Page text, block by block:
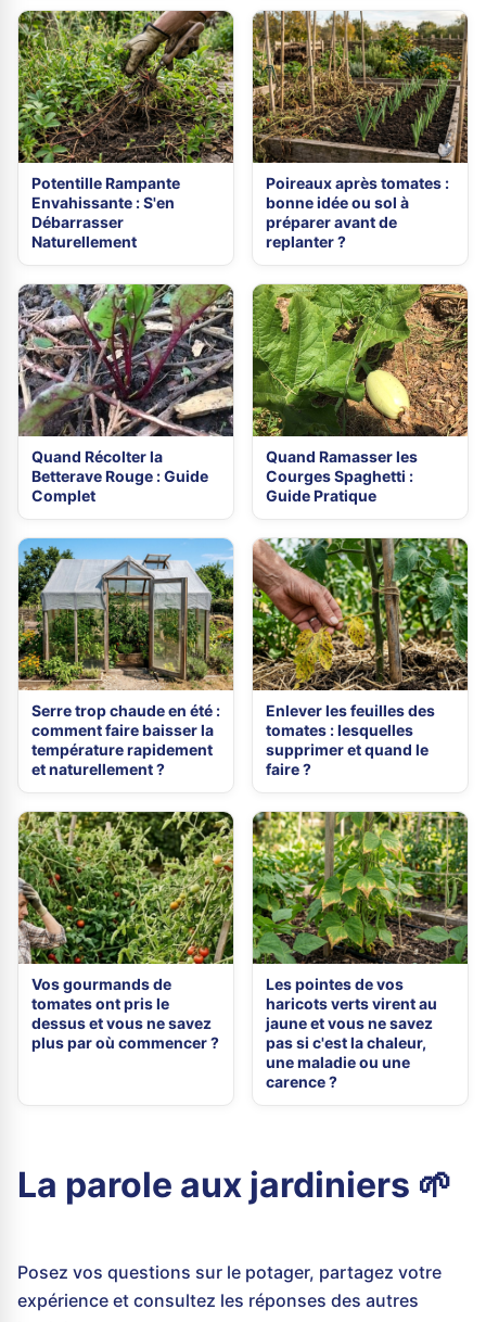
Potentille Rampante
Envahissante : S'en
Débarrasser
Naturellement
Poireaux après tomates :
bonne idée ou sol à
préparer avant de
replanter ?
Quand Récolter la
Betterave Rouge : Guide
Complet
Quand Ramasser les
Courges Spaghetti :
Guide Pratique
Serre trop chaude en été :
comment faire baisser la
température rapidement
et naturellement ?
Enlever les feuilles des
tomates : lesquelles
supprimer et quand le
faire ?
Vos gourmands de
tomates ont pris le
dessus et vous ne savez
plus par où commencer ?
Les pointes de vos
haricots verts virent au
jaune et vous ne savez
pas si c'est la chaleur,
une maladie ou une
carence ?
La parole aux jardiniers 🌱
Posez vos questions sur le potager, partagez votre
expérience et consultez les réponses des autres